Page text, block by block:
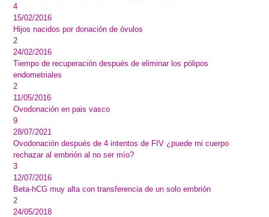
4
15/02/2016
Hijos nacidos por donación de óvulos
2
24/02/2016
Tiempo de recuperación después de eliminar los pólipos
endometriales
2
11/05/2016
Ovodonación en pais vasco
9
28/07/2021
Ovodonación después de 4 intentos de FIV ¿puede mi cuerpo
rechazar al embrión al no ser mío?
3
12/07/2016
Beta-hCG muy alta con transferencia de un solo embrión
2
24/05/2018